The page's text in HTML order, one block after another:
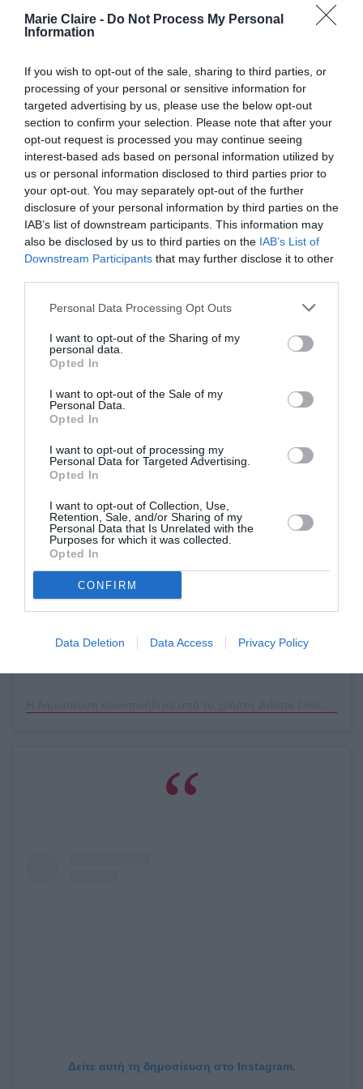
Marie Claire - Do Not Process My Personal
Information
If you wish to opt-out of the sale, sharing to third parties, or
processing of your personal or sensitive information for
targeted advertising by us, please use the below opt-out
section to confirm your selection. Please note that after your
opt-out request is processed you may continue seeing
interest-based ads based on personal information utilized by
us or personal information disclosed to third parties prior to
your opt-out. You may separately opt-out of the further
disclosure of your personal information by third parties on the
IAB’s list of downstream participants. This information may
also be disclosed by us to third parties on the IAB’s List of
Downstream Participants that may further disclose it to other
Personal Data Processing Opt Outs
I want to opt-out of the Sharing of my
personal data.
Opted In
I want to opt-out of the Sale of my
Personal Data.
Opted In
I want to opt-out of processing my
Personal Data for Targeted Advertising.
Opted In
I want to opt-out of Collection, Use,
Retention, Sale, and/or Sharing of my
Personal Data that Is Unrelated with the
Purposes for which it was collected.
Opted In
CONFIRM
Data Deletion Data Access Privacy Policy
Η δημοσίευση κοινοποιήθηκε από το χρήστη Drew Barrymore (@drewbarrymore)
Δείτε αυτή τη δημοσίευση στο Instagram.